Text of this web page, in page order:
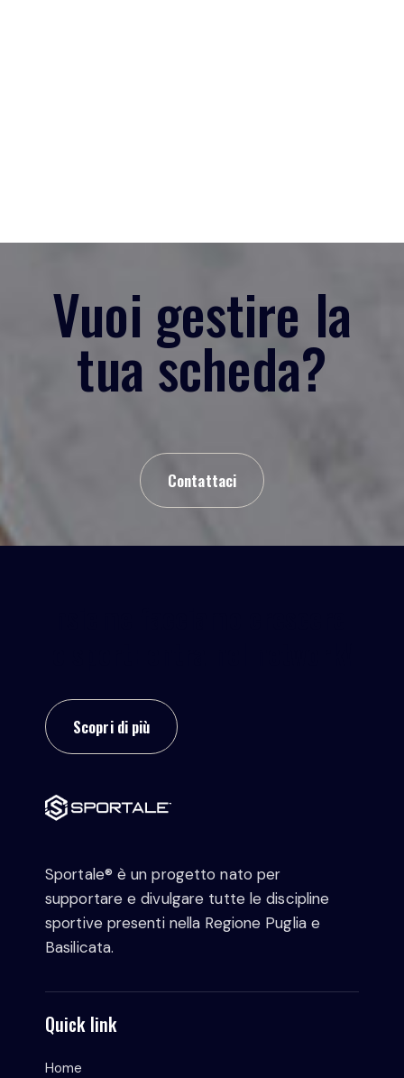
Vuoi gestire la
tua scheda?
Contattaci
Scopri di più
Sportale® è un progetto nato per
supportare e divulgare tutte le discipline
sportive presenti nella Regione Puglia e
Basilicata.
Quick link
Home